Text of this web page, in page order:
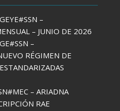
–
– JUNIO DE 2026
–
RÉGIMEN DE
– ARIADNA
RAE